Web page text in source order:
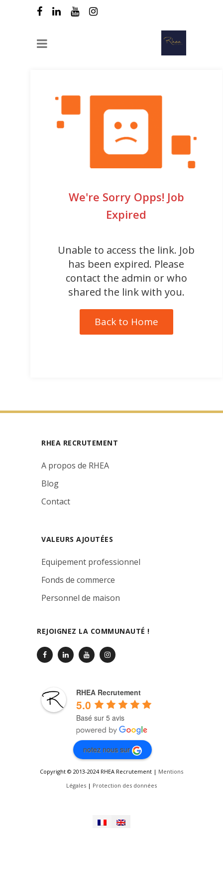
We're Sorry Opps! Job
Expired
Unable to access the link. Job
has been expired. Please
contact the admin or who
shared the link with you.
Back to Home
RHEA RECRUTEMENT
A propos de RHEA
Blog
Contact
VALEURS AJOUTÉES
Equipement professionnel
Fonds de commerce
Personnel de maison
REJOIGNEZ LA COMMUNAUTÉ !
RHEA Recrutement
5.0
Basé sur 5 avis
notez nous sur
Copyright © 2013-2024 RHEA Recrutement | Mentions
Légales | Protection des données